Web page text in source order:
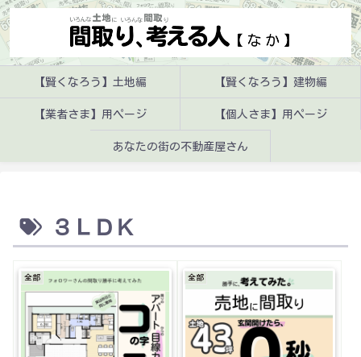
【賢くなろう】土地編 【賢くなろう】建物編
【業者さま】用ページ 【個人さま】用ページ
あなたの街の不動産屋さん
３ＬＤＫ
全部 全部